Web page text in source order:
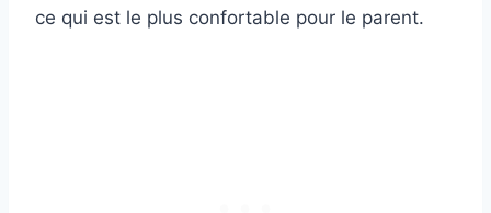
ce qui est le plus confortable pour le parent.